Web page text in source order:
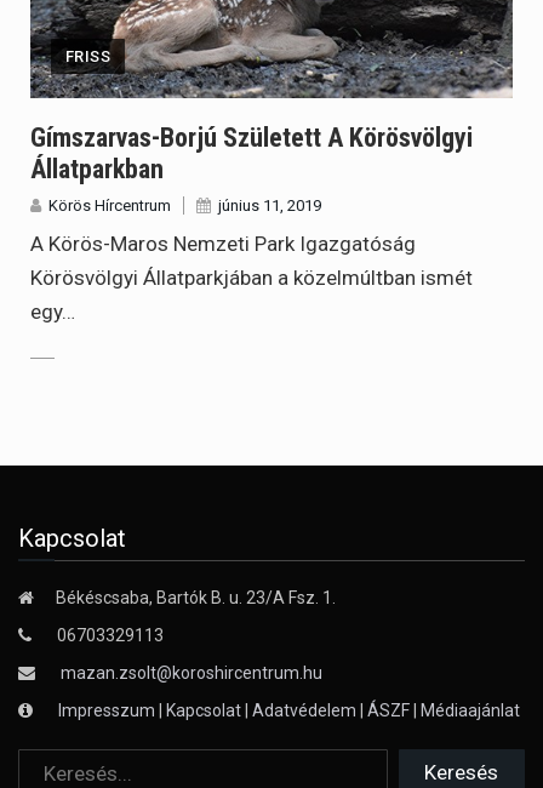
FRISS
Gímszarvas-Borjú Született A Körösvölgyi
Állatparkban
Körös Hírcentrum június 11, 2019
A Körös-Maros Nemzeti Park Igazgatóság
Körösvölgyi Állatparkjában a közelmúltban ismét
egy…
Kapcsolat
Békéscsaba, Bartók B. u. 23/A Fsz. 1.
06703329113
mazan.zsolt@koroshircentrum.hu
Impresszum
Kapcsolat Adatvédelem ÁSZF Médiaajánlat